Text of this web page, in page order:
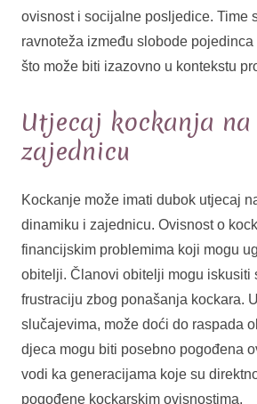
ovisnost i socijalne posljedice. Time
ravnoteža između slobode pojedinca
što može biti izazovno u kontekstu
Utjecaj kockanja
zajednicu
Kockanje može imati dubok utjecaj
dinamiku i zajednicu. Ovisnost o
financijskim problemima koji mogu
obitelji. Članovi obitelji mogu iskusiti
frustraciju zbog ponašanja kockara.
slučajevima, može doći do raspada
djeca mogu biti posebno pogođena
vodi ka generacijama koje su
pogođene kockarskim ovisnostima.